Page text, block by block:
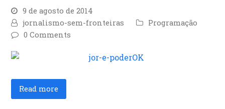
9 de agosto de 2014
jornalismo-sem-fronteiras
Programação
0 Comments
Read more